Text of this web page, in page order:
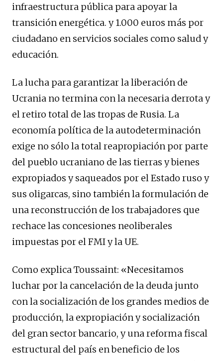
infraestructura pública para apoyar la
transición energética. y 1.000 euros más por
ciudadano en servicios sociales como salud y
educación.
La lucha para garantizar la liberación de
Ucrania no termina con la necesaria derrota y
el retiro total de las tropas de Rusia. La
economía política de la autodeterminación
exige no sólo la total reapropiación por parte
del pueblo ucraniano de las tierras y bienes
expropiados y saqueados por el Estado ruso y
sus oligarcas, sino también la formulación de
una reconstrucción de los trabajadores que
rechace las concesiones neoliberales
impuestas por el FMI y la UE.
Como explica Toussaint: «Necesitamos
luchar por la cancelación de la deuda junto
con la socialización de los grandes medios de
producción, la expropiación y socialización
del gran sector bancario, y una reforma fiscal
estructural del país en beneficio de los